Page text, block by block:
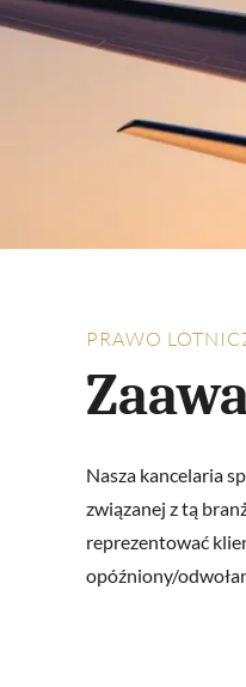
PRAWO
Nasza kancelaria
związanej z tą
reprezentować
opóźniony/